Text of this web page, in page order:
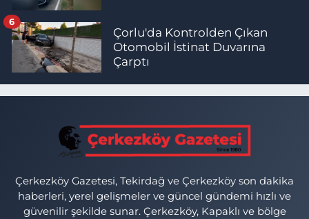
Çorlu'da Kontrolden Çıkan
Otomobil İstinat Duvarına
Çarptı
6
Çerkezköy Gazetesi, Tekirdağ ve Çerkezköy son dakika
haberleri, yerel gelişmeler ve güncel gündemi hızlı ve
güvenilir şekilde sunar. Çerkezköy, Kapaklı ve bölge